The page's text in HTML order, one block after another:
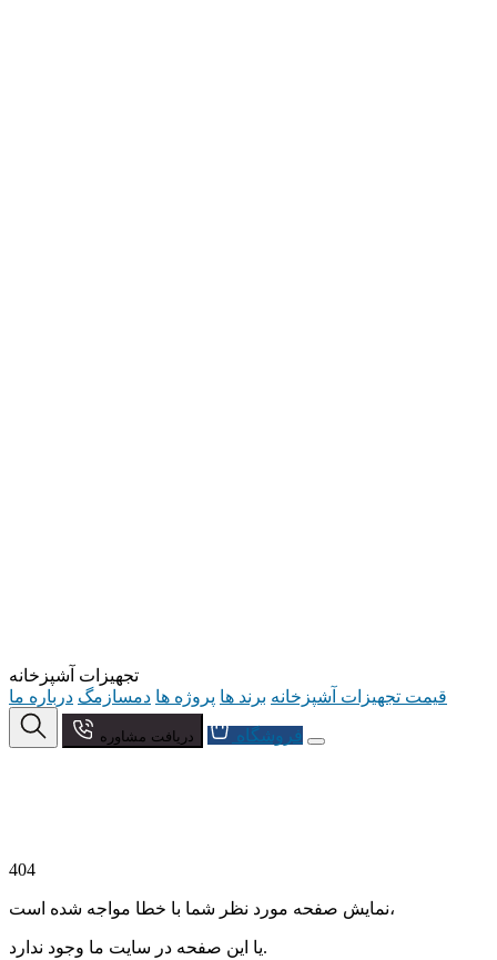
تجهیزات آشپزخانه
قیمت تجهیزات آشپزخانه برند ها پروژه ها دمسازمگ درباره ما
دریافت مشاوره فروشگاه
404
نمایش صفحه مورد نظر شما با خطا مواجه شده است،
یا این صفحه در سایت ما وجود ندارد.